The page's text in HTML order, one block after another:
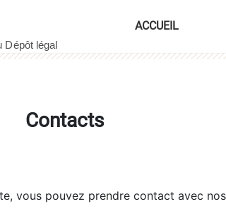
ACCUEIL
Contacts
vous pouvez prendre contact avec